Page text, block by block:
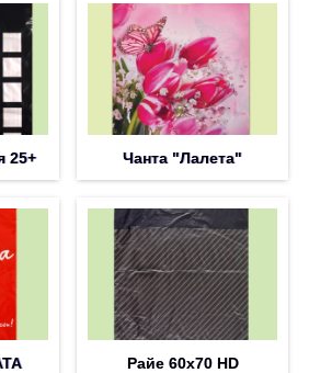
25+ Чанта "Лалета"
Райе 60х70 HD